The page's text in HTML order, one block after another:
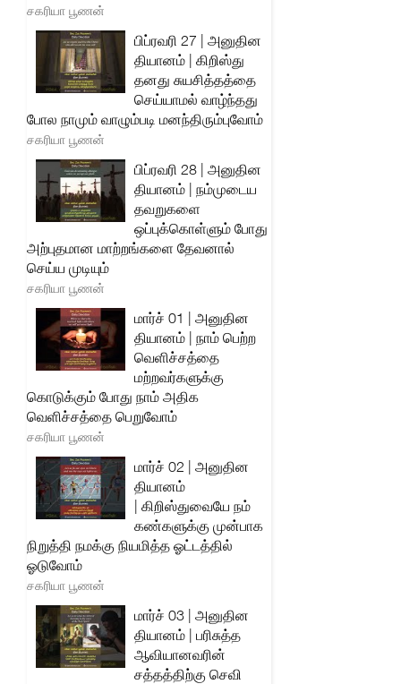
சகரியா பூணன்
பிப்ரவரி 27 | அனுதின
தியானம் | கிறிஸ்து
தனது சுயசித்தத்தை
செய்யாமல் வாழ்ந்தது
போல நாமும் வாழும்படி மனந்திரும்புவோம்
சகரியா பூணன்
பிப்ரவரி 28 | அனுதின
தியானம் | நம்முடைய
தவறுகளை
ஒப்புக்கொள்ளும் போது
அற்புதமான மாற்றங்களை தேவனால்
செய்ய முடியும்
சகரியா பூணன்
மார்ச் 01 | அனுதின
தியானம் | நாம் பெற்ற
வெளிச்சத்தை
மற்றவர்களுக்கு
கொடுக்கும் போது நாம் அதிக
வெளிச்சத்தை பெறுவோம்
சகரியா பூணன்
மார்ச் 02 | அனுதின
தியானம்
| கிறிஸ்துவையே நம்
கண்களுக்கு முன்பாக
நிறுத்தி நமக்கு நியமித்த ஓட்டத்தில்
ஓடுவோம்
சகரியா பூணன்
மார்ச் 03 | அனுதின
தியானம் | பரிசுத்த
ஆவியானவரின்
சத்தத்திற்கு செவி